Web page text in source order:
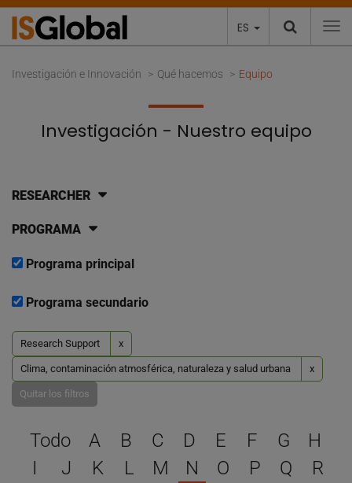
ES
Investigación e Innovación Qué hacemos Equipo
Investigación - Nuestro equipo
RESEARCHER
PROGRAMA
Programa principal
Programa secundario
Research Support x
Clima, contaminación atmosférica, naturaleza y salud urbana x
Quitar los filtros
Selecciona una letra
Todo A B C D E F G
H
I
J K L M N O P Q
R